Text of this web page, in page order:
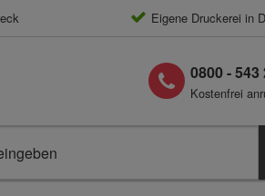
Eigene Druckerei in
0800 - 543
Kostenfrei